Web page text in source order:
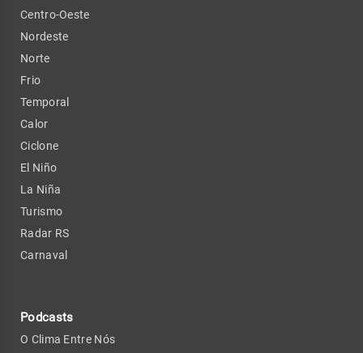
Centro-Oeste
Nordeste
Norte
Frio
Temporal
Calor
Ciclone
El Niño
La Niña
Turismo
Radar RS
Carnaval
Podcasts
O Clima Entre Nós